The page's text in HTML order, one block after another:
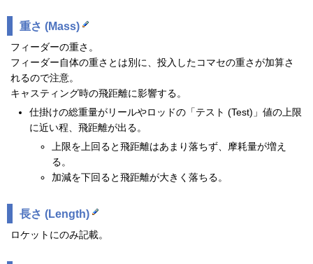
重さ (Mass)
フィーダーの重さ。
フィーダー自体の重さとは別に、投入したコマセの重さが加算さ
れるので注意。
キャスティング時の飛距離に影響する。
仕掛けの総重量がリールやロッドの「テスト (Test)」値の上限
に近い程、飛距離が出る。
上限を上回ると飛距離はあまり落ちず、摩耗量が増え
る。
加減を下回ると飛距離が大きく落ちる。
長さ (Length)
ロケットにのみ記載。